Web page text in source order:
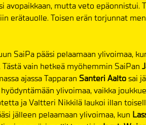
avopaikkaan, mutta veto epäonnistui.
erätauolle. Toisen erän torjunnat
SaiPa pääsi pelaamaan ylivoimaa,
vain hetkeä myöhemmin SaiPan
ajassa Tapparan Santeri Aaltosai
ylivoimaa, vaikka
ja Valtteri Nikkilä laukoi illan
jälleen pelaamaan ylivoimaa, kun